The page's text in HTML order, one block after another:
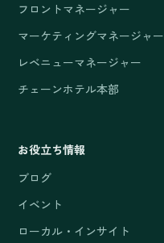
フロントマネージャー
マーケティングマネージャー
レベニューマネージャー
チェーンホテル本部
お役立ち情報
ブログ
イベント
ローカル・インサイト